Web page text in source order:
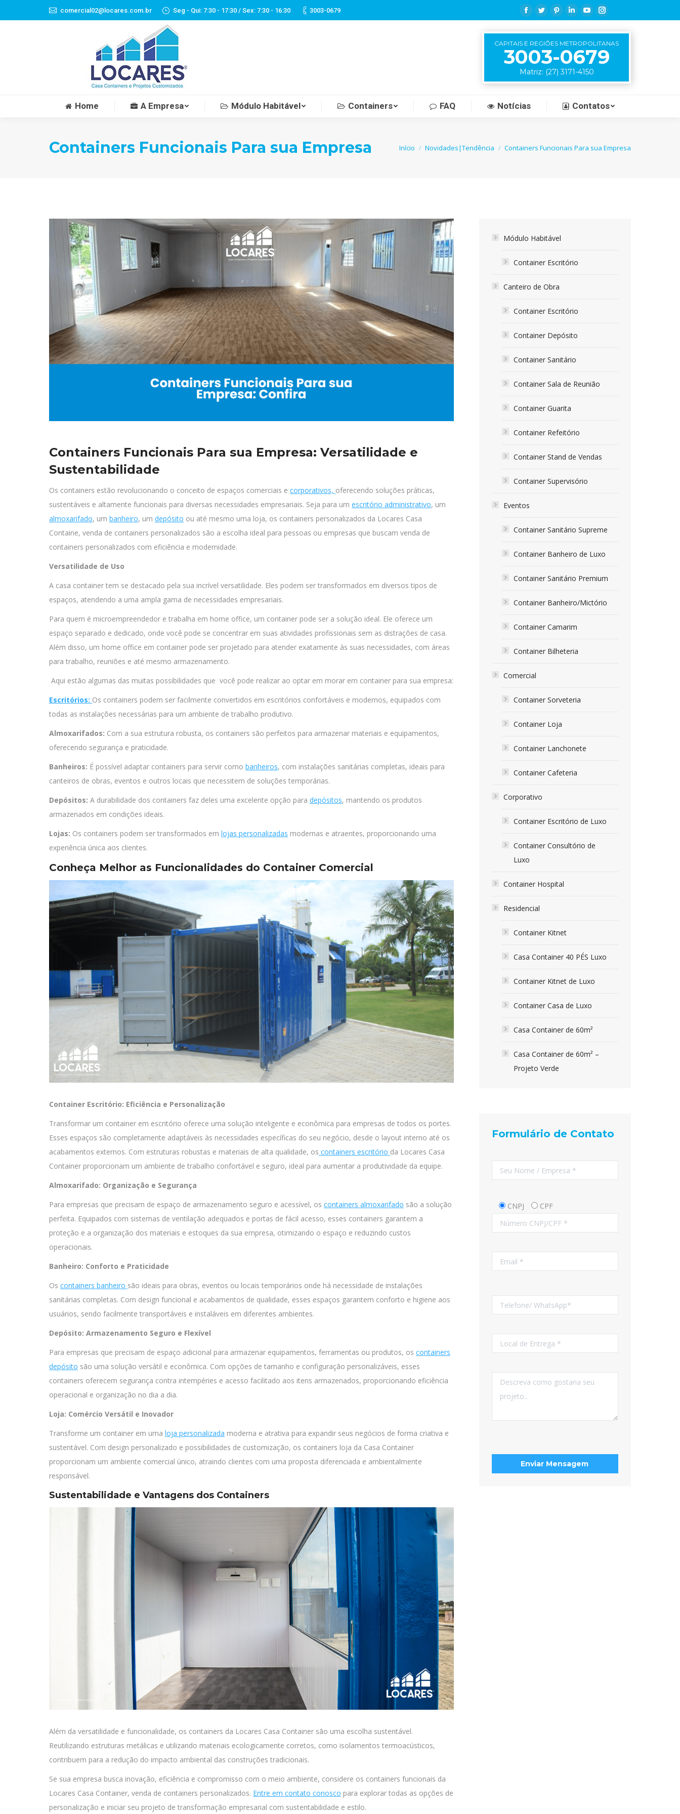
comercial02@locares.com.br Seg - Qui: 7:30 - 17:30 / Sex: 7:30 - 16:30 3003-0679
Facebook
TwitterPinterestLinkedinYouTubeInstagram
CAPITAIS E REGIÕES METROPOLITANAS
3003-0679
Matriz: (27) 3171-4150
Home A Empresa Módulo Habitável Containers FAQ Notícias Contatos
Containers Funcionais Para sua Empresa Você está aqui:
Início Novidades|Tendência Containers Funcionais Para sua Empresa
Containers Funcionais Para sua Empresa: Versatilidade e
Sustentabilidade
Os containers estão revolucionando o conceito de espaços comerciais e corporativos, oferecendo soluções práticas,
sustentáveis e altamente funcionais para diversas necessidades empresariais. Seja para um escritório administrativo, um
almoxarifado, um banheiro, um depósito ou até mesmo uma loja, os containers personalizados da Locares Casa
Containe, venda de containers personalizados são a escolha ideal para pessoas ou empresas que buscam venda de
containers personalizados com eficiência e modernidade.
Versatilidade de Uso
A casa container tem se destacado pela sua incrível versatilidade. Eles podem ser transformados em diversos tipos de
espaços, atendendo a uma ampla gama de necessidades empresariais.
Para quem é microempreendedor e trabalha em home office, um container pode ser a solução ideal. Ele oferece um
espaço separado e dedicado, onde você pode se concentrar em suas atividades profissionais sem as distrações de casa.
Além disso, um home office em container pode ser projetado para atender exatamente às suas necessidades, com áreas
para trabalho, reuniões e até mesmo armazenamento.
Aqui estão algumas das muitas possibilidades que você pode realizar ao optar em morar em container para sua empresa:
Escritórios: Os containers podem ser facilmente convertidos em escritórios confortáveis e modernos, equipados com
todas as instalações necessárias para um ambiente de trabalho produtivo.
Almoxarifados: Com a sua estrutura robusta, os containers são perfeitos para armazenar materiais e equipamentos,
oferecendo segurança e praticidade.
Banheiros: É possível adaptar containers para servir como banheiros, com instalações sanitárias completas, ideais para
canteiros de obras, eventos e outros locais que necessitem de soluções temporárias.
Depósitos: A durabilidade dos containers faz deles uma excelente opção para depósitos, mantendo os produtos
armazenados em condições ideais.
Lojas: Os containers podem ser transformados em lojas personalizadas modernas e atraentes, proporcionando uma
experiência única aos clientes.
Conheça Melhor as Funcionalidades do Container Comercial
Container Escritório: Eficiência e Personalização
Transformar um container em escritório oferece uma solução inteligente e econômica para empresas de todos os portes.
Esses espaços são completamente adaptáveis às necessidades específicas do seu negócio, desde o layout interno até os
acabamentos externos. Com estruturas robustas e materiais de alta qualidade, os containers escritório da Locares Casa
Container proporcionam um ambiente de trabalho confortável e seguro, ideal para aumentar a produtividade da equipe.
Almoxarifado: Organização e Segurança
Para empresas que precisam de espaço de armazenamento seguro e acessível, os containers almoxarifado são a solução
perfeita. Equipados com sistemas de ventilação adequados e portas de fácil acesso, esses containers garantem a
proteção e a organização dos materiais e estoques da sua empresa, otimizando o espaço e reduzindo custos
operacionais.
Banheiro: Conforto e Praticidade
Os containers banheiro são ideais para obras, eventos ou locais temporários onde há necessidade de instalações
sanitárias completas. Com design funcional e acabamentos de qualidade, esses espaços garantem conforto e higiene aos
usuários, sendo facilmente transportáveis e instaláveis em diferentes ambientes.
Depósito: Armazenamento Seguro e Flexível
Para empresas que precisam de espaço adicional para armazenar equipamentos, ferramentas ou produtos, os containers
depósito são uma solução versátil e econômica. Com opções de tamanho e configuração personalizáveis, esses
containers oferecem segurança contra intempéries e acesso facilitado aos itens armazenados, proporcionando eficiência
operacional e organização no dia a dia.
Loja: Comércio Versátil e Inovador
Transforme um container em uma loja personalizada moderna e atrativa para expandir seus negócios de forma criativa e
sustentável. Com design personalizado e possibilidades de customização, os containers loja da Casa Container
proporcionam um ambiente comercial único, atraindo clientes com uma proposta diferenciada e ambientalmente
responsável.
Sustentabilidade e Vantagens dos Containers
Além da versatilidade e funcionalidade, os containers da Locares Casa Container são uma escolha sustentável.
Reutilizando estruturas metálicas e utilizando materiais ecologicamente corretos, como isolamentos termoacústicos,
contribuem para a redução do impacto ambiental das construções tradicionais.
Se sua empresa busca inovação, eficiência e compromisso com o meio ambiente, considere os containers funcionais da
Locares Casa Container, venda de containers personalizados. Entre em contato conosco para explorar todas as opções de
personalização e iniciar seu projeto de transformação empresarial com sustentabilidade e estilo.
Módulo Habitável
Container Escritório
Canteiro de Obra
Container Escritório
Container Depósito
Container Sanitário
Container Sala de Reunião
Container Guarita
Container Refeitório
Container Stand de Vendas
Container Supervisório
Eventos
Container Sanitário Supreme
Container Banheiro de Luxo
Container Sanitário Premium
Container Banheiro/Mictório
Container Camarim
Container Bilheteria
Comercial
Container Sorveteria
Container Loja
Container Lanchonete
Container Cafeteria
Corporativo
Container Escritório de Luxo
Container Consultório de
Luxo
Container Hospital
Residencial
Container Kitnet
Casa Container 40 PÉS Luxo
Container Kitnet de Luxo
Container Casa de Luxo
Casa Container de 60m²
Casa Container de 60m² –
Projeto Verde
Formulário de Contato
CNPJ CPF